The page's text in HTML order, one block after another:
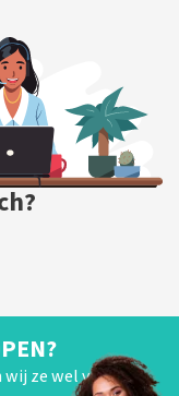
ze wel van je!